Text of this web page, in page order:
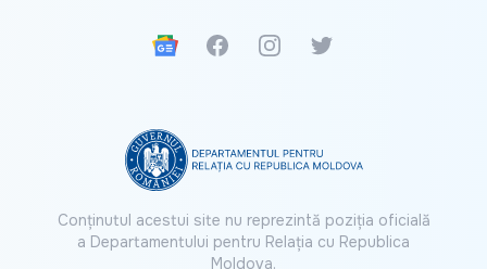
Google News
FacebookInstagramTwitter
Conținutul acestui site nu reprezintă poziția oficială
a Departamentului pentru Relația cu Republica
Moldova.